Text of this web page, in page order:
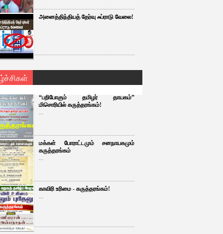
அனைத்திந்தியத் தேர்வு ஃப்ராடு வேலை!
“பறிபோகும் தமிழர் தாயகம்”
மிசொரியில் கருத்தரங்கம்!
...
மக்கள் போராட்டமும் சனநாயகமும்
கருத்தரங்கம்
...
காவிரி உரிமை - கருத்தரங்கம்!
...